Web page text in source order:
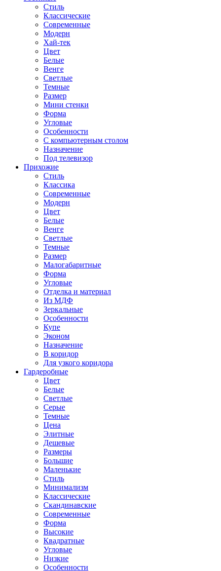
Стиль
Классические
Современные
Модерн
Хай-тек
Цвет
Белые
Венге
Светлые
Темные
Размер
Мини стенки
Форма
Угловые
Особенности
С компьютерным столом
Назначение
Под телевизор
Прихожие
Стиль
Классика
Современные
Модерн
Цвет
Белые
Венге
Светлые
Темные
Размер
Малогабаритные
Форма
Угловые
Отделка и материал
Из МДФ
Зеркальные
Особенности
Купе
Эконом
Назначение
В коридор
Для узкого коридора
Гардеробные
Цвет
Белые
Светлые
Серые
Темные
Цена
Элитные
Дешевые
Размеры
Большие
Маленькие
Стиль
Минимализм
Классические
Скандинавские
Современные
Форма
Высокие
Квадратные
Угловые
Низкие
Особенности